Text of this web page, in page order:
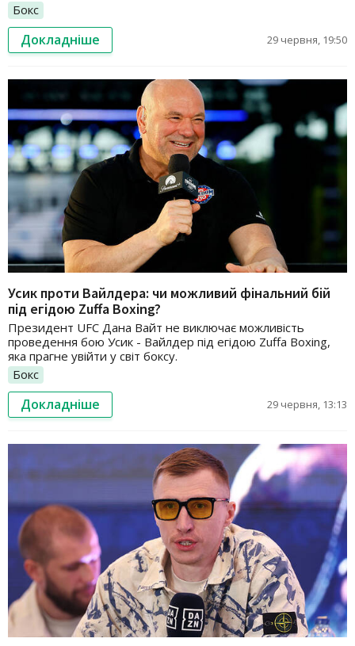
Бокс
Докладніше 29 червня, 19:50
Усик проти Вайлдера: чи можливий фінальний бій
під егідою Zuffa Boxing?
Президент UFC Дана Вайт не виключає можливість
проведення бою Усик - Вайлдер під егідою Zuffa Boxing,
яка прагне увійти у світ боксу.
Бокс
Докладніше 29 червня, 13:13